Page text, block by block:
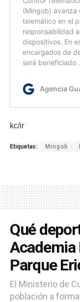
kc/ir
Etiquetas: Mingob
Qué
Academia
Parque
El Ministerio de
población a